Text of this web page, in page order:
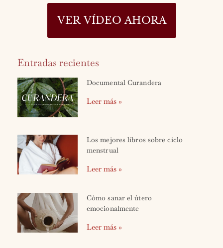
VER VÍDEO AHORA
Entradas recientes
Documental Curandera
Leer más »
Los mejores libros sobre ciclo
menstrual
Leer más »
Cómo sanar el útero
emocionalmente
Leer más »